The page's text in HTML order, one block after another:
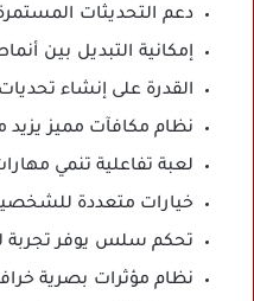
دعم التحديثات
إمكانية التبديل بين
القدرة على إنشاء
نظام مكافآت مميز يزيد
لعبة تفاعلية تنمي
خيارات متعددة
تحكم سلس يوفر
نظام مؤثرات بصرية